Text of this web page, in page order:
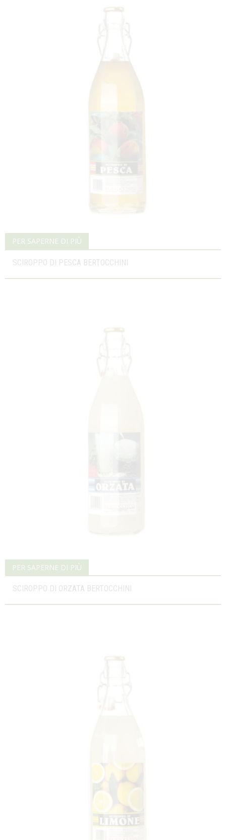
PER SAPERNE DI PIÙ
SCIROPPO DI PESCA BERTOCCHINI
PER SAPERNE DI PIÙ
SCIROPPO DI ORZATA BERTOCCHINI